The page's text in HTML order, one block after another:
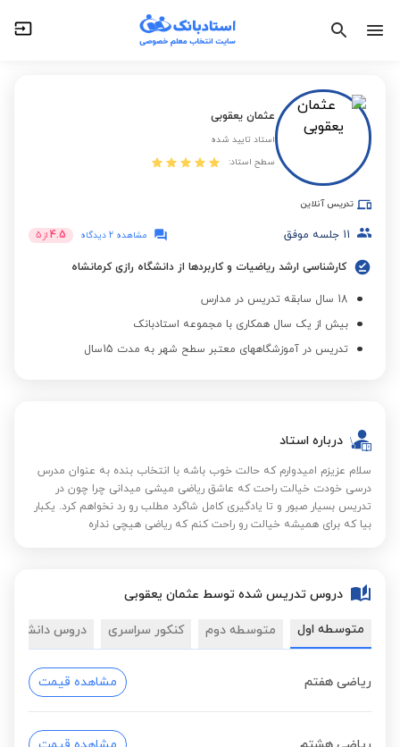
عثمان یعقوبی
استاد تایید شده
سطح استاد:
تدریس آنلاین
11 جلسه موفق مشاهده 2 دیدگاه 4.5 از 5
کارشناسی ارشد ریاضیات و کاربردها از دانشگاه رازی کرمانشاه
18 سال سابقه تدریس در مدارس
بیش از یک سال همکاری با مجموعه استادبانک
تدریس در آموزشگاههای معتبر سطح شهر به مدت 15سال
درباره استاد
سلام عزیزم امیدوارم که حالت خوب باشه با انتخاب بنده به عنوان مدرس
درسی خودت خیالت راحت که عاشق ریاضی میشی میدانی چرا چون در
تدریس بسیار صبور و تا یادگیری کامل شاگرد مطلب رو رد نخواهم کرد. یکبار
بیا که برای همیشه خیالت رو راحت کنم که ریاضی هیچی نداره
دروس تدریس شده توسط عثمان یعقوبی
متوسطه اول متوسطه دوم کنکور سراسری دروس
ریاضی هفتم مشاهده قیمت